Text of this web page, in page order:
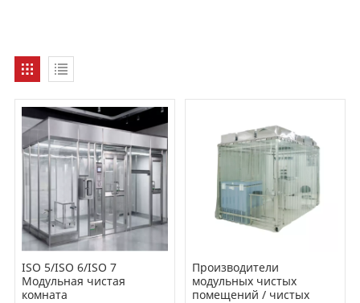
ISO 5/ISO 6/ISO 7
Модульная чистая
комната
Производители
модульных чистых
помещений / чистых